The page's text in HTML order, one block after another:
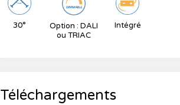
30°
Option : DALI
ou TRIAC
Intégré
Téléchargements